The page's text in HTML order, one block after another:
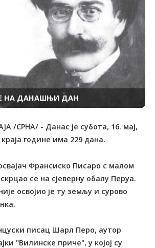
НА ДАНАШЊИ ДАН
/СРНА/ - Данас је субота, 16. мај,
године има 229 дана.
Франсиско Писаро с малом
се на сјеверну обалу Перуа.
освојио је ту земљу и сурово
писац Шарл Перо, аутор
"Вилинске приче", у којој су